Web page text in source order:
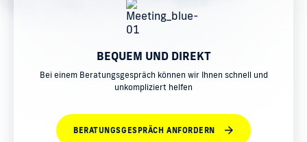
BEQUEM UND DIREKT
Bei einem Beratungsgespräch können wir Ihnen schnell und
unkompliziert helfen
BERATUNGSGESPRÄCH ANFORDERN